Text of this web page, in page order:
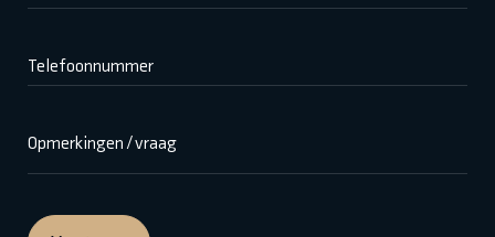
Telefoonnummer
Opmerkingen / vraag